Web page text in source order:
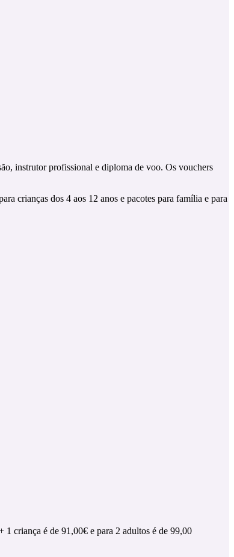
instrutor profissional e diploma de voo. Os vouchers
crianças dos 4 aos 12 anos e pacotes para família e para
1 criança é de 91,00€ e para 2 adultos é de 99,00